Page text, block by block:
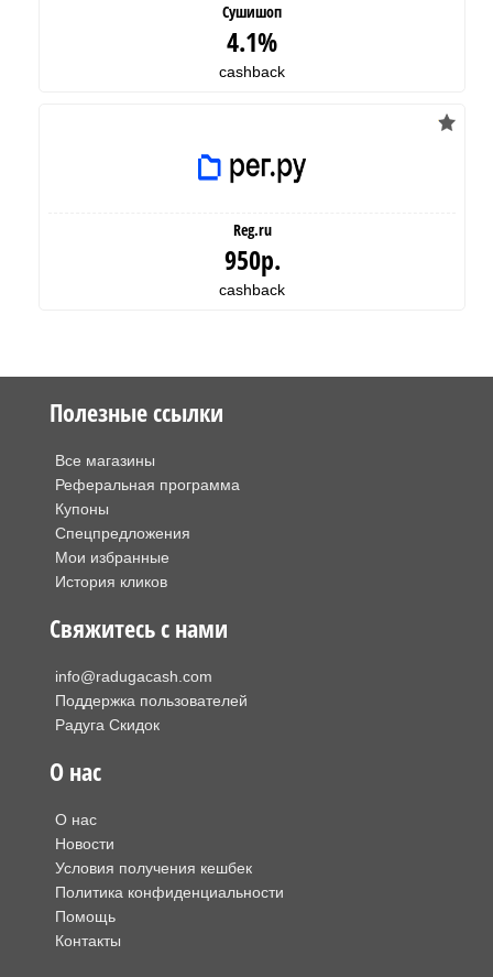
Сушишоп
4.1%
cashback
Reg.ru
950р.
cashback
Полезные ссылки
Все магазины
Реферальная программа
Купоны
Спецпредложения
Мои избранные
История кликов
Свяжитесь с нами
info@radugacash.com
Поддержка пользователей
Радуга Скидок
О нас
О нас
Новости
Условия получения кешбек
Политика конфиденциальности
Помощь
Контакты